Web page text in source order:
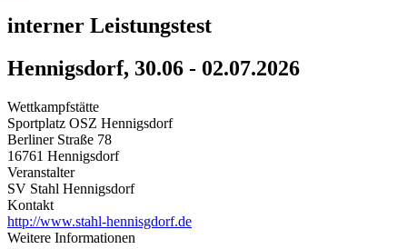
interner Leistungstest
Hennigsdorf, 30.06 - 02.07.2026
Wettkampfstätte
Sportplatz OSZ Hennigsdorf
Berliner Straße 78
16761 Hennigsdorf
Veranstalter
SV Stahl Hennigsdorf
Kontakt
http://www.stahl-hennisgdorf.de
Weitere Informationen